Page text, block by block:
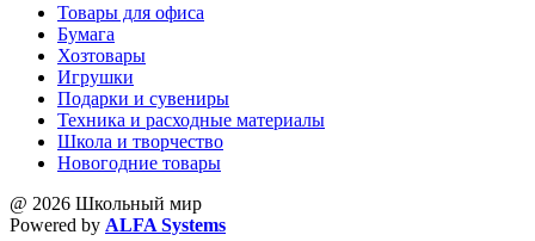
Товары для офиса
Бумага
Хозтовары
Игрушки
Подарки и сувениры
Техника и расходные материалы
Школа и творчество
Новогодние товары
@ 2026 Школьный мир
Powered by ALFA Systems